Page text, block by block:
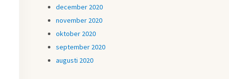
december 2020
november 2020
oktober 2020
september 2020
augusti 2020